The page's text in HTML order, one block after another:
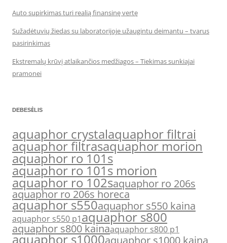
Auto supirkimas turi realią finansinę vertę
Sužadėtuvių žiedas su laboratorijoje užaugintu deimantu – tvarus
pasirinkimas
Ekstremalų krūvį atlaikančios medžiagos – Tiekimas sunkiajai
pramonei
DEBESĖLIS
aquaphor crystalaquaphor filtrai
aquaphor filtrasaquaphor morion
aquaphor ro 101s
aquaphor ro 101s morion
aquaphor ro 102saquaphor ro 206s
aquaphor ro 206s horeca
aquaphor s550aquaphor s550 kaina
aquaphor s550 p1aquaphor s800
aquaphor s800 kainaaquaphor s800 p1
aquaphor s1000aquaphor s1000 kaina